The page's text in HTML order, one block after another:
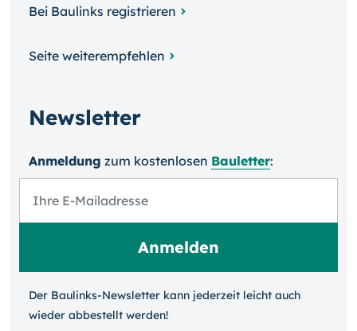
Bei Baulinks registrieren
Seite weiterempfehlen
Newsletter
Anmeldung zum kosten­losen Bauletter:
Der Baulinks-Newsletter kann jeder­zeit leicht auch
wieder ab­bestellt werden!